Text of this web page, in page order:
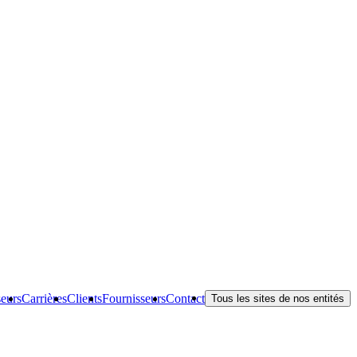
CarrièresClientsFournisseursContact Tous les sites de nos entités